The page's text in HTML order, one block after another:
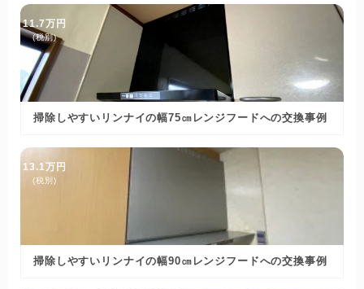
11.7万円
(税別)
掃除しやすいリンナイの幅75㎝レンジフードへの交換事例
13.1万円
(税別)
掃除しやすいリンナイの幅90㎝レンジフードへの交換事例